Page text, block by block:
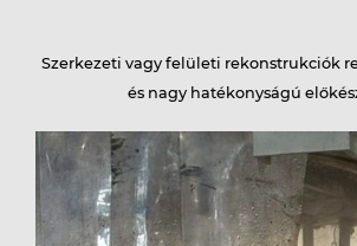
Szerkezeti vagy felületi rekonstrukciók
és nagy hatékonyságú